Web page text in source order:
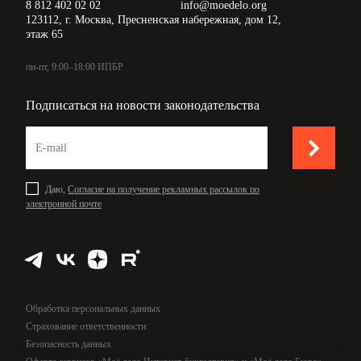
8 812 402 02 02
info@moedelo.org
123112, г. Москва, Пресненская набережная, дом 12,
этаж 65
пн-пт, 9:00–18:00 ИПБР
Подписаться на новости законодательства
Даю, Согласие на получение рекламных рассылок по
электронной почте
Обработка персональных данных
Страхование ответственности
Безопасность данных